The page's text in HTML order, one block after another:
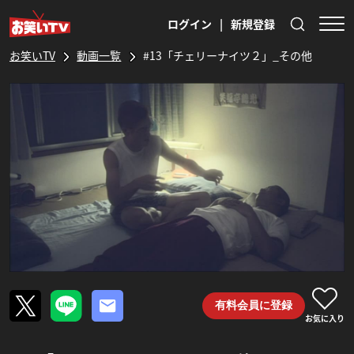
ログイン | 新規登録
お笑いTV 動画一覧 #13「チェリーナイツ２」_その他
有料会員に登録
お気に入り